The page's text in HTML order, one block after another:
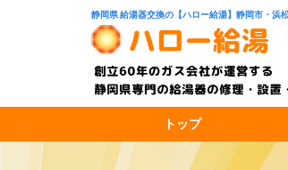
静岡県 給湯器交換の【ハロー給湯】静岡市・浜
トップ